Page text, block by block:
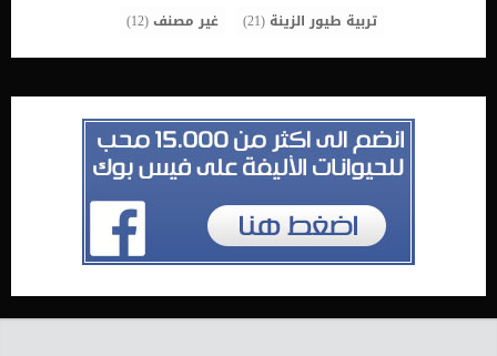
تربية طيور الزينة (21) غير مصنف(12)